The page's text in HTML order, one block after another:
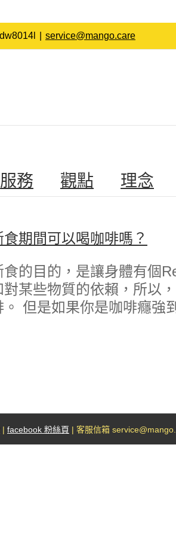
service@mango.care
服務 觀點 理念
食期間可以喝咖啡嗎‬？
食的目的，是讓身體有個
對某些物質的依賴，所以
。 但是如果你是咖啡癮強
| facebook 粉絲頁 | 客服信箱